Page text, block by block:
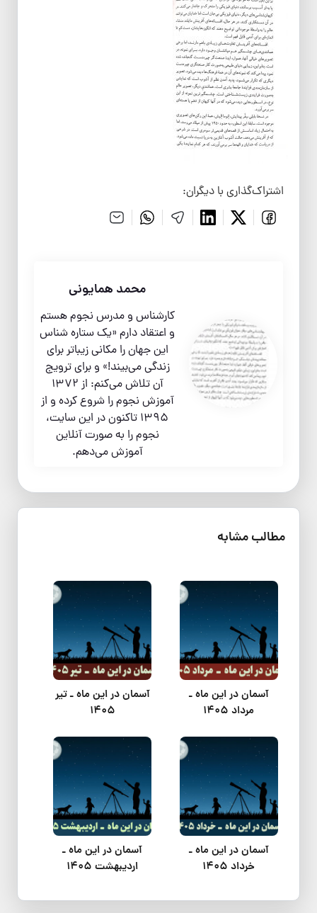
اشتراک‌گذاری با دیگران:
محمد همایونی
کارشناس و مدرس نجوم هستم
و اعتقاد دارم «یک ستاره شناس
این جهان را مکانی زیباتر برای
زندگی می‌بیند!» و برای ترویج
آن تلاش می‌کنم: از 1372
آموزش نجوم را شروع کرده و از
1395 تاکنون در این سایت،
نجوم را به صورت آنلاین
آموزش می‌دهم.
مطالب مشابه
آسمان در این ماه ـ
مرداد 1405
آسمان در این ماه ـ تیر
1405
آسمان در این ماه ـ
خرداد 1405
آسمان در این ماه ـ
اردیبهشت 1405